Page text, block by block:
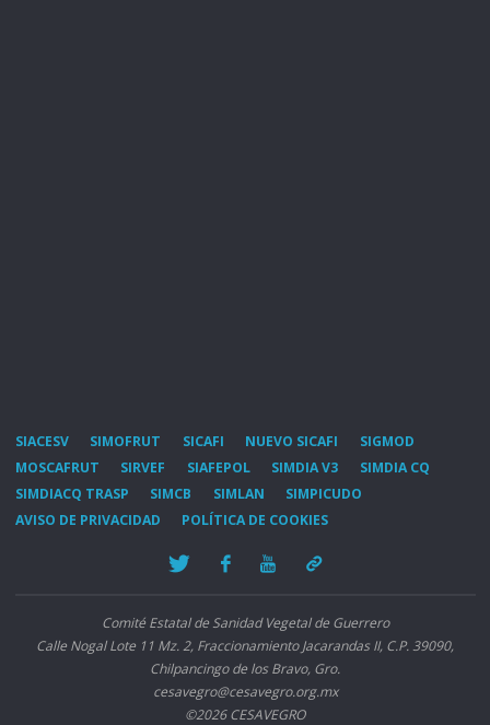
SIACESV SIMOFRUT SICAFI NUEVO SICAFI
SIGMOD
MOSCAFRUT
SIRVEF SIAFEPOL SIMDIA V3
SIMDIA CQ
SIMDIACQ TRASP
SIMCB SIMLAN
SIMPICUDO
AVISO DE PRIVACIDAD
POLÍTICA DE COOKIES
Comité Estatal de Sanidad Vegetal de Guerrero
Calle Nogal Lote 11 Mz. 2, Fraccionamiento Jacarandas II, C.P. 39090,
Chilpancingo de los Bravo, Gro.
cesavegro@cesavegro.org.mx
©2026 CESAVEGRO